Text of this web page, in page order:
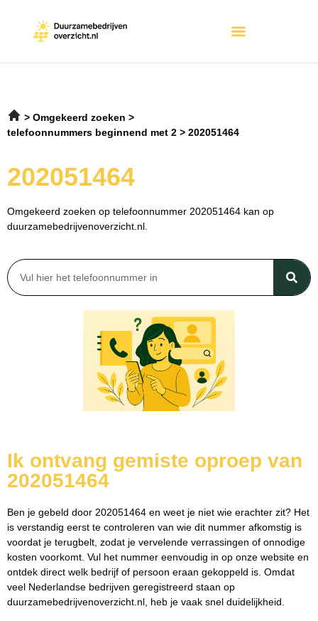
Omgekeerd zoeken
telefoonnummers beginnend met 2
202051464
202051464
Omgekeerd zoeken op telefoonnummer 202051464 kan op
duurzamebedrijvenoverzicht.nl.
Ik ontvang gemiste oproep van
202051464
Ben je gebeld door 202051464 en weet je niet wie erachter zit? Het
is verstandig eerst te controleren van wie dit nummer afkomstig is
voordat je terugbelt, zodat je vervelende verrassingen of onnodige
kosten voorkomt. Vul het nummer eenvoudig in op onze website en
ontdek direct welk bedrijf of persoon eraan gekoppeld is. Omdat
veel Nederlandse bedrijven geregistreerd staan op
duurzamebedrijvenoverzicht.nl, heb je vaak snel duidelijkheid.